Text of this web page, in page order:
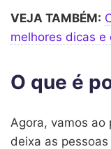
VEJA TAMBÉM:
melhores dicas e
O que é
Agora, vamos ao
deixa as